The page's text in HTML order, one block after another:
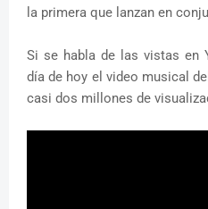
la primera que lanzan en
Si se habla de las vistas en
día de hoy el video musical
casi dos millones de